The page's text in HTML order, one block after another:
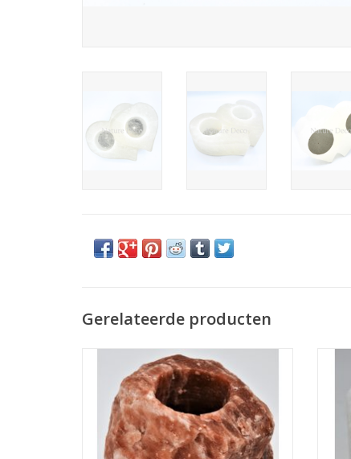
Gerelateerde producten
Rood zoutsteen waxinelichthouder
TOEVOEGEN AAN WINKELWAGEN